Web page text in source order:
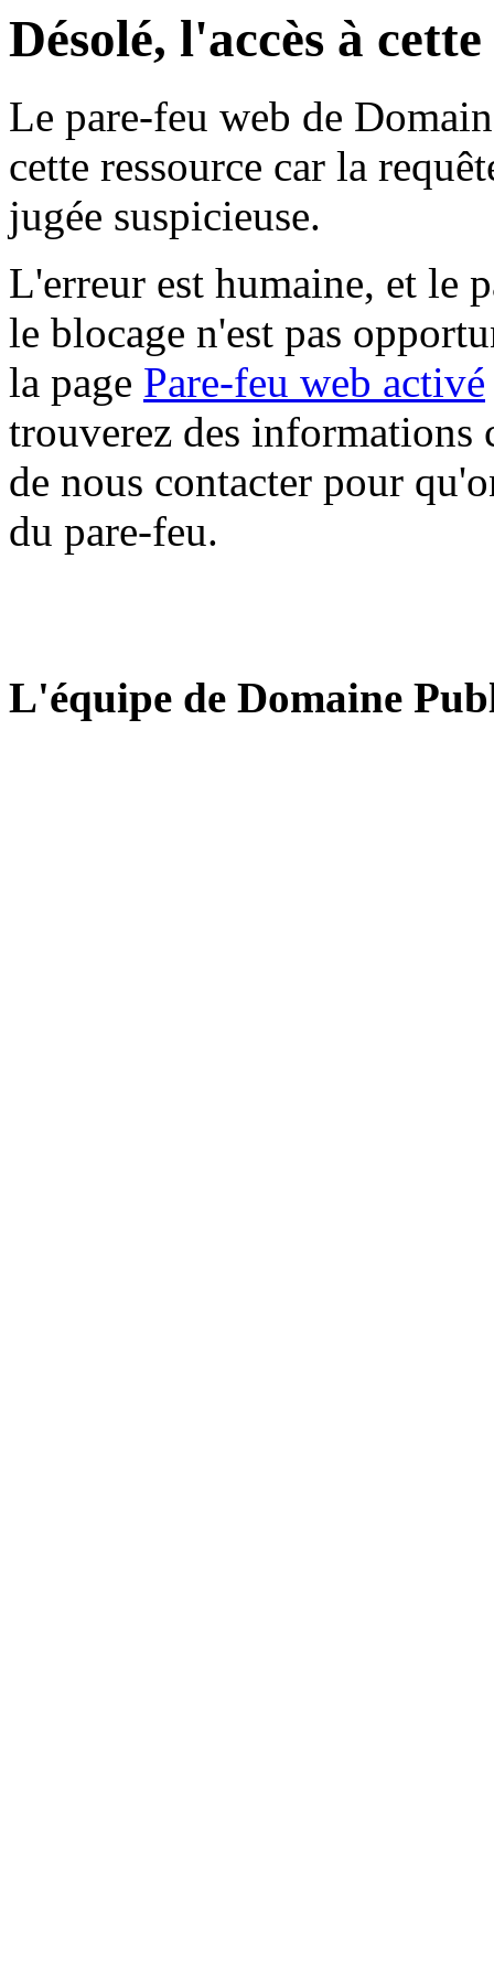
Désolé, l'accès à
Le pare-feu web de
cette ressource car la
jugée suspicieuse.
L'erreur est humaine, et le
le blocage n'est pas
la page Pare-feu web activé
trouverez des informations
de nous contacter pour
du pare-feu.
L'équipe de Domaine